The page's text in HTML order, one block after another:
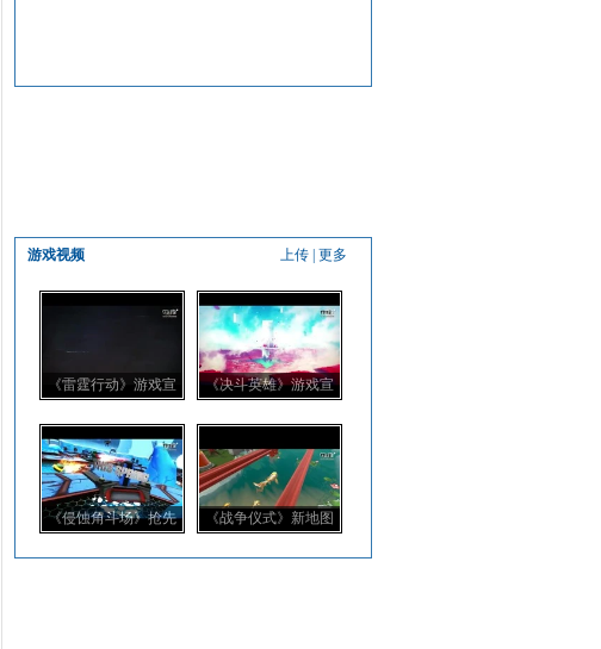
上传 更多
游戏视频
《雷霆行动》游戏宣
《决斗英雄》游戏宣
《侵蚀角斗场》抢先
《战争仪式》新地图